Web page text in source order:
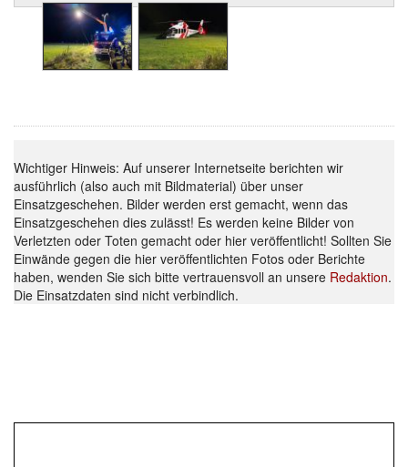
Wichtiger Hinweis: Auf unserer Internetseite berichten wir
ausführlich (also auch mit Bildmaterial) über unser
Einsatzgeschehen. Bilder werden erst gemacht, wenn das
Einsatzgeschehen dies zulässt! Es werden keine Bilder von
Verletzten oder Toten gemacht oder hier veröffentlicht! Sollten Sie
Einwände gegen die hier veröffentlichten Fotos oder Berichte
haben, wenden Sie sich bitte vertrauensvoll an unsere Redaktion.
Die Einsatzdaten sind nicht verbindlich.